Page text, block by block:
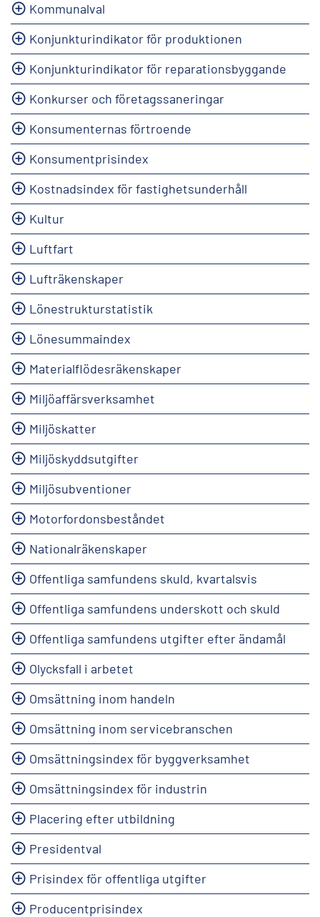
Kommunalval
Konjunkturindikator för produktionen
Konjunkturindikator för reparationsbyggande
Konkurser och företagssaneringar
Konsumenternas förtroende
Konsumentprisindex
Kostnadsindex för fastighetsunderhåll
Kultur
Luftfart
Lufträkenskaper
Lönestrukturstatistik
Lönesummaindex
Materialflödesräkenskaper
Miljöaffärsverksamhet
Miljöskatter
Miljöskyddsutgifter
Miljösubventioner
Motorfordonsbeståndet
Nationalräkenskaper
Offentliga samfundens skuld, kvartalsvis
Offentliga samfundens underskott och skuld
Offentliga samfundens utgifter efter ändamål
Olycksfall i arbetet
Omsättning inom handeln
Omsättning inom servicebranschen
Omsättningsindex för byggverksamhet
Omsättningsindex för industrin
Placering efter utbildning
Presidentval
Prisindex för offentliga utgifter
Producentprisindex